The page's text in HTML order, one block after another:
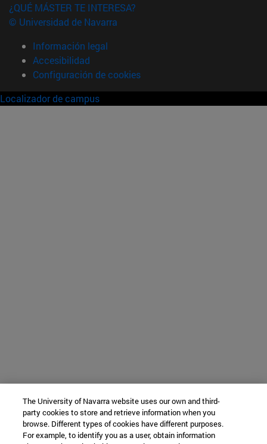
¿QUÉ MÁSTER TE INTERESA?
© Universidad de Navarra
Información legal
Accesibilidad
Configuración de cookies
Localizador de campus
The University of Navarra website uses our own and third-
party cookies to store and retrieve information when you
browse. Different types of cookies have different purposes.
For example, to identify you as a user, obtain information